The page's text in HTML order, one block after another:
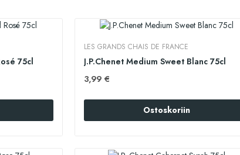
75cl
LES GRANDS CHAIS DE FRANCE
J.P.Chenet Medium Sweet Blanc 75cl
3,99 €
Ostoskoriin